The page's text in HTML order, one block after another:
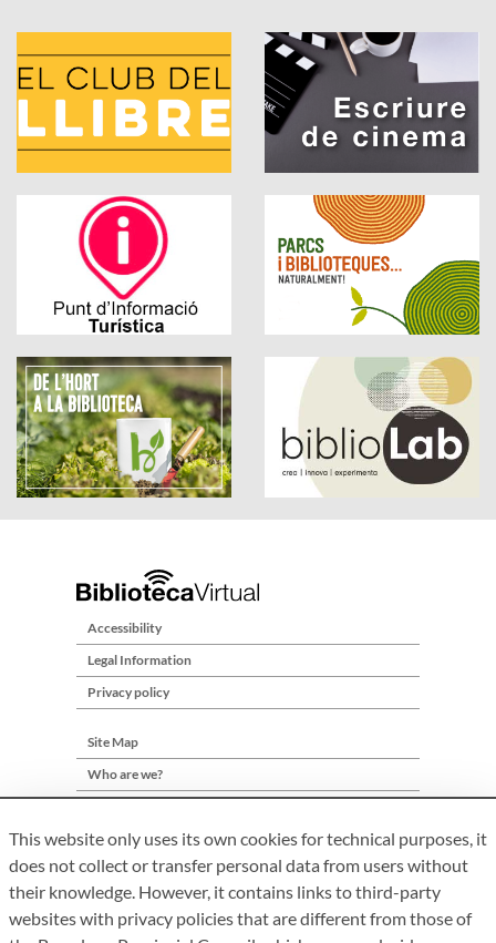
Accessibility
Legal Information
Privacy policy
Site Map
Who are we?
This website only uses its own cookies for technical purposes, it
does not collect or transfer personal data from users without
their knowledge. However, it contains links to third-party
websites with privacy policies that are different from those of